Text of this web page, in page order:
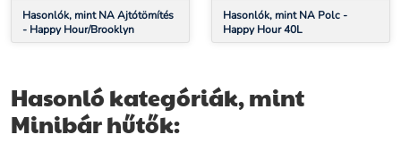
Hasonlók, mint NA Ajtótömítés
- Happy Hour/Brooklyn
Hasonlók, mint NA Polc -
Happy Hour 40L
Hasonló kategóriák, mint
Minibár hűtők: